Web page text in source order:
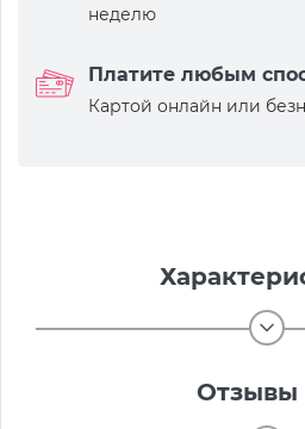
неделю
Платите любым
Картой онлайн или
Отзывы